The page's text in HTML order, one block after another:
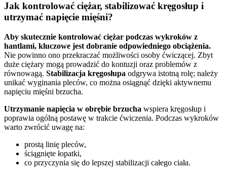
Jak kontrolować ciężar, stabilizować kręgosłup i
utrzymać napięcie mięśni?
Aby skutecznie kontrolować ciężar podczas wykroków z
hantlami, kluczowe jest dobranie odpowiedniego obciążenia.
Nie powinno ono przekraczać możliwości osoby ćwiczącej. Zbyt
duże ciężary mogą prowadzić do kontuzji oraz problemów z
równowagą. Stabilizacja kręgosłupa odgrywa istotną rolę; należy
unikać wyginania pleców, co można osiągnąć dzięki aktywnemu
napięciu mięśni brzucha.
Utrzymanie napięcia w obrębie brzucha wspiera kręgosłup i
poprawia ogólną postawę w trakcie ćwiczenia. Podczas wykroków
warto zwrócić uwagę na:
prostą linię pleców,
ściągnięte łopatki,
co przyczynia się do lepszej stabilizacji całego ciała.